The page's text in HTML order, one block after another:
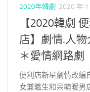
2020年韓劇 2020 年 1
【2020韓劇
店】劇情.人
＊愛情網路劇
便利店新星劇情改編
女兼職生和呆萌暖男